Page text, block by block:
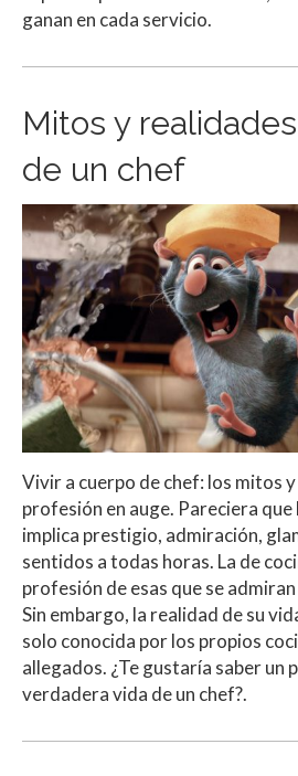
ganan en cada servicio.
Mitos y
de un chef
Vivir a cuerpo de chef: los mitos
profesión en auge. Pareciera
implica prestigio, admiración,
sentidos a todas horas. La de
profesión de esas que se
Sin embargo, la realidad de su
solo conocida por los propios
allegados. ¿Te gustaría saber un
verdadera vida de un chef?.